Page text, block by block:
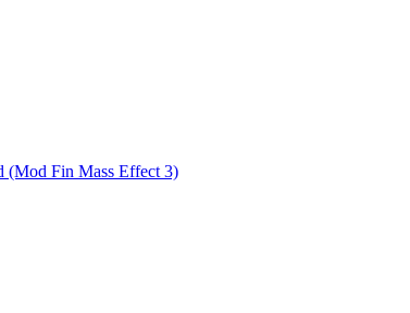
(Mod Fin Mass Effect 3)